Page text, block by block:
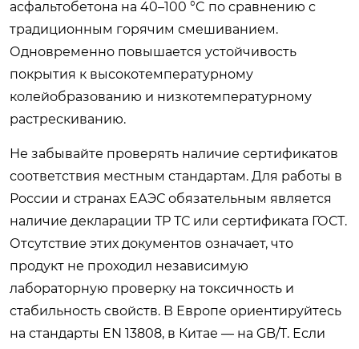
асфальтобетона на 40–100 °C по сравнению с
традиционным горячим смешиванием.
Одновременно повышается устойчивость
покрытия к высокотемпературному
колейобразованию и низкотемпературному
растрескиванию.
Не забывайте проверять наличие сертификатов
соответствия местным стандартам. Для работы в
России и странах ЕАЭС обязательным является
наличие декларации ТР ТС или сертификата ГОСТ.
Отсутствие этих документов означает, что
продукт не проходил независимую
лабораторную проверку на токсичность и
стабильность свойств. В Европе ориентируйтесь
на стандарты EN 13808, в Китае — на GB/T. Если